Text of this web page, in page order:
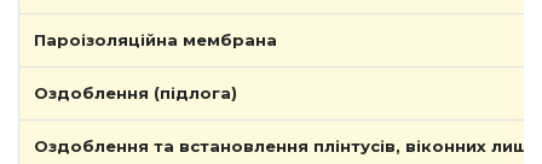
Пароізоляційна мембрана
Оздоблення (підлога)
Оздоблення та встановлення плінтусів, віконних